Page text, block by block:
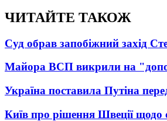
ЧИТАЙТЕ ТАКОЖ
Суд обрав запобіжний захід
Майора ВСП викрили на
Україна поставила Путіна
Київ про рішення Швеції щодо